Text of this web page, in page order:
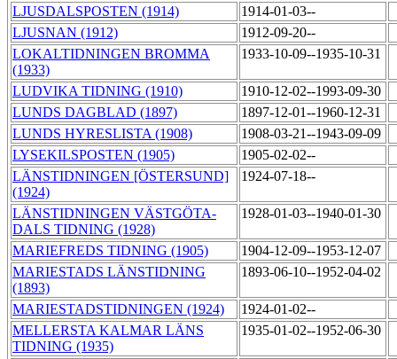
LJUSDALSPOSTEN (1914)
1914-01-03--
LJUSNAN (1912)
1912-09-20--
LOKALTIDNINGEN BROMMA
(1933)
1933-10-09--1935-10-31
LUDVIKA TIDNING (1910)
1910-12-02--1993-09-30
LUNDS DAGBLAD (1897)
1897-12-01--1960-12-31
LUNDS HYRESLISTA (1908)
1908-03-21--1943-09-09
LYSEKILSPOSTEN (1905)
1905-02-02--
LÄNSTIDNINGEN [ÖSTERSUND]
(1924)
1924-07-18--
LÄNSTIDNINGEN VÄSTGÖTA-
DALS TIDNING (1928)
1928-01-03--1940-01-30
MARIEFREDS TIDNING (1905)
1904-12-09--1953-12-07
MARIESTADS LÄNSTIDNING
(1893)
1893-06-10--1952-04-02
MARIESTADSTIDNINGEN (1924)
1924-01-02--
MELLERSTA KALMAR LÄNS
TIDNING (1935)
1935-01-02--1952-06-30